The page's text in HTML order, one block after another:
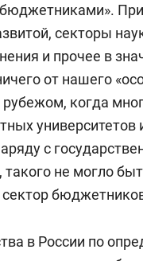
профессор
процессов)
приглашенный
совета ИМЭМО
мировой
совета Русского
секторы
и прочее в
от нашего
когда
с
не могло
в России по